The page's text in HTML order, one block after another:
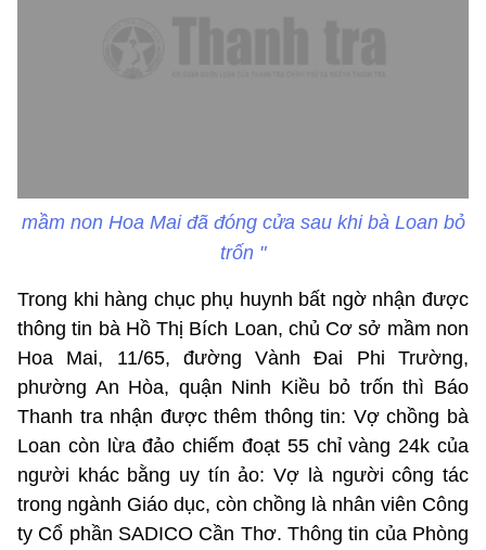
mầm non Hoa Mai đã đóng cửa sau khi bà Loan bỏ
trốn "
Trong khi hàng chục phụ huynh bất ngờ nhận được
thông tin bà Hồ Thị Bích Loan, chủ Cơ sở mầm non
Hoa Mai, 11/65, đường Vành Đai Phi Trường,
phường An Hòa, quận Ninh Kiều bỏ trốn thì Báo
Thanh tra nhận được thêm thông tin: Vợ chồng bà
Loan còn lừa đảo chiếm đoạt 55 chỉ vàng 24k của
người khác bằng uy tín ảo: Vợ là người công tác
trong ngành Giáo dục, còn chồng là nhân viên Công
ty Cổ phần SADICO Cần Thơ. Thông tin của Phòng